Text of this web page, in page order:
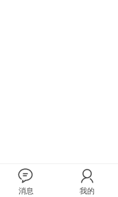
消息 我的